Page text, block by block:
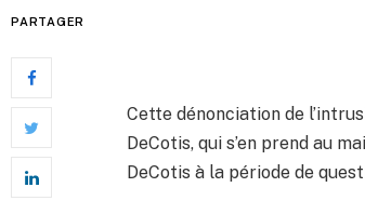
PARTAGER
Cette dénonciation de
DeCotis, qui s’en prend au
DeCotis à la période de